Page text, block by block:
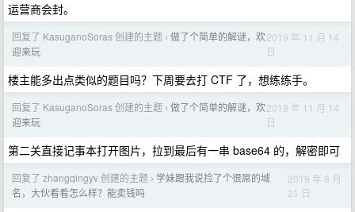
运营商会封。
回复了 KasuganoSoras 创建的主题 › 做了个简单的解谜，欢
迎来玩
2019 年 11 月 14
日
楼主能多出点类似的题目吗？下周要去打 CTF 了，想练练手。
回复了 KasuganoSoras 创建的主题 › 做了个简单的解谜，欢
迎来玩
2019 年 11 月 14
日
第二关直接记事本打开图片，拉到最后有一串 base64 的，解密即可
回复了 zhangqingyv 创建的主题 › 学妹跟我说捡了个很屌的域
名，大伙看看怎么样？能卖钱吗
2019 年 8 月
21 日